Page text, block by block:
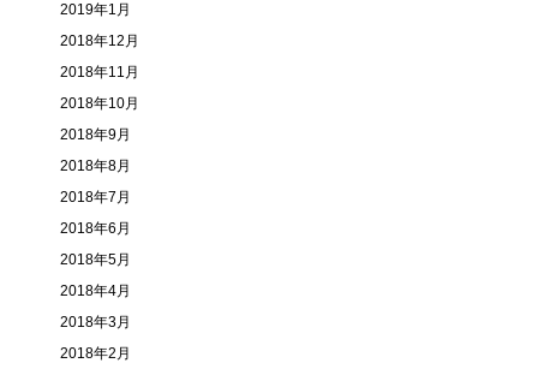
2019年1月
2018年12月
2018年11月
2018年10月
2018年9月
2018年8月
2018年7月
2018年6月
2018年5月
2018年4月
2018年3月
2018年2月